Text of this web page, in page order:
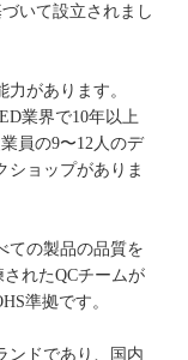
いて設立されまし
があります。
業界で10年以上
員の9〜12人のデ
ショップがありま
ての製品の品質を
れたQCチームが
ンドであり、国内